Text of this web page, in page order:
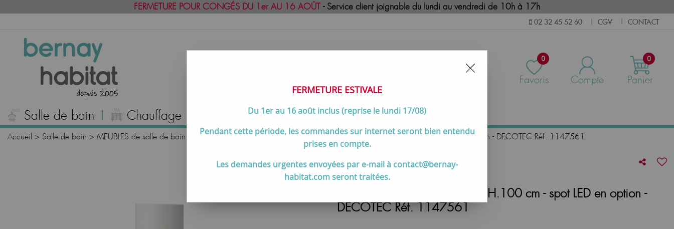
FERMETURE POUR CONGÉS DU 1er AU 16 AOÛT- Service client joignable du lundi au vendredi de 10h à 17h
02 32 45 52 60 CGV CONTACT
0
Favoris Compte
0
Panier
Salle de bain Chauffage Cuisson Meilleures ventes Contactez-nous
Accueil > Salle de bain > MEUBLES de salle de bain Miroirs de salle de bain >Miroir lave-mains Skim L.25 x H.100 cm - spot LED en option - DECOTEC Réf. 1147561
Miroir lave-mains Skim L.25 x H.100 cm - spot LED en option -
DECOTEC Réf. 1147561
FERMETURE ESTIVALE
Du 1er au 16 août inclus (reprise le lundi 17/08)
Pendant cette période, les commandes sur internet seront bien entendu
prises en compte.
Les demandes urgentes envoyées par e-mail à contact@bernay-
habitat.com seront traitées.